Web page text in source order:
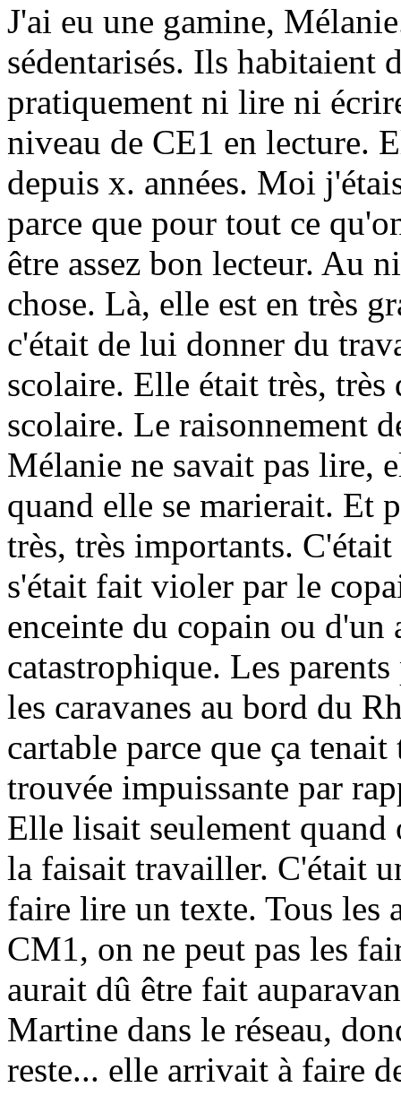
J'ai eu une gamine,
sédentarisés. Ils habitaient
pratiquement ni lire ni
niveau de CE1 en lecture.
depuis x. années. Moi
parce que pour tout ce
être assez bon lecteur. Au
chose. Là, elle est en très
c'était de lui donner du
scolaire. Elle était très,
scolaire. Le raisonnement
Mélanie ne savait pas lire,
quand elle se marierait. Et
très, très importants.
s'était fait violer par le
enceinte du copain ou d'un
catastrophique. Les
les caravanes au bord du
cartable parce que ça
trouvée impuissante par
Elle lisait seulement quand
la faisait travailler. C'était
faire lire un texte. Tous les
CM1, on ne peut pas les
aurait dû être fait
Martine dans le réseau,
reste... elle arrivait à faire